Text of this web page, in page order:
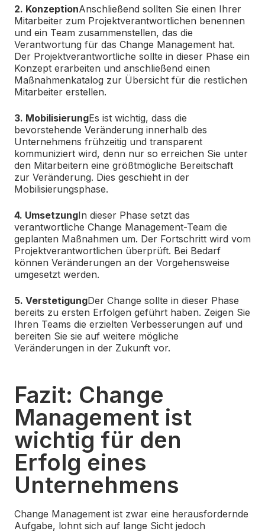
2. KonzeptionAnschließend sollten Sie einen Ihrer
Mitarbeiter zum Projektverantwortlichen benennen
und ein Team zusammenstellen, das die
Verantwortung für das Change Management hat.
Der Projektverantwortliche sollte in dieser Phase ein
Konzept erarbeiten und anschließend einen
Maßnahmenkatalog zur Übersicht für die restlichen
Mitarbeiter erstellen.
3. MobilisierungEs ist wichtig, dass die
bevorstehende Veränderung innerhalb des
Unternehmens frühzeitig und transparent
kommuniziert wird, denn nur so erreichen Sie unter
den Mitarbeitern eine größtmögliche Bereitschaft
zur Veränderung. Dies geschieht in der
Mobilisierungsphase.
4. UmsetzungIn dieser Phase setzt das
verantwortliche Change Management-Team die
geplanten Maßnahmen um. Der Fortschritt wird vom
Projektverantwortlichen überprüft. Bei Bedarf
können Veränderungen an der Vorgehensweise
umgesetzt werden.
5. VerstetigungDer Change sollte in dieser Phase
bereits zu ersten Erfolgen geführt haben. Zeigen Sie
Ihren Teams die erzielten Verbesserungen auf und
bereiten Sie sie auf weitere mögliche
Veränderungen in der Zukunft vor.
Fazit: Change
Management ist
wichtig für den
Erfolg eines
Unternehmens
Change Management ist zwar eine herausfordernde
Aufgabe, lohnt sich auf lange Sicht jedoch